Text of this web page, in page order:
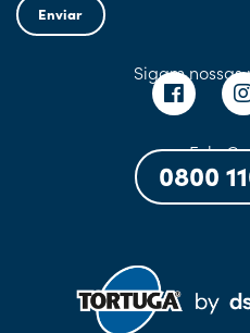
Enviar
Sigam nossas
Fale
0800